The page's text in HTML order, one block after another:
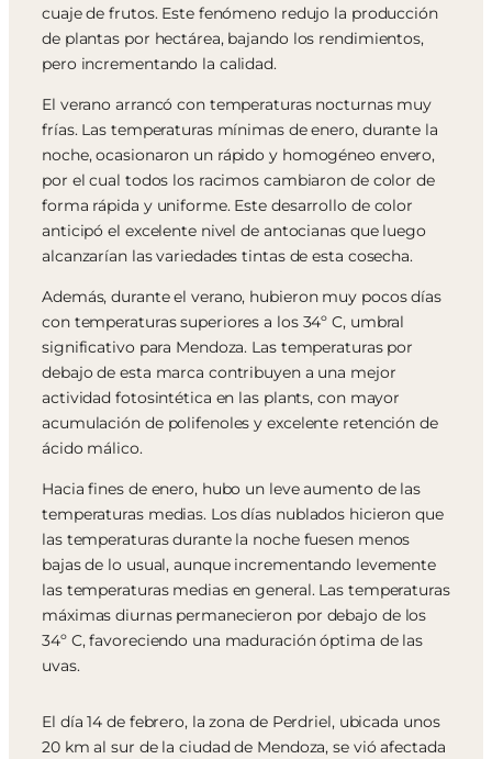
cuaje de frutos. Este fenómeno redujo la producción
de plantas por hectárea, bajando los rendimientos,
pero incrementando la calidad.
El verano arrancó con temperaturas nocturnas muy
frías. Las temperaturas mínimas de enero, durante la
noche, ocasionaron un rápido y homogéneo envero,
por el cual todos los racimos cambiaron de color de
forma rápida y uniforme. Este desarrollo de color
anticipó el excelente nivel de antocianas que luego
alcanzarían las variedades tintas de esta cosecha.
Además, durante el verano, hubieron muy pocos días
con temperaturas superiores a los 34º C, umbral
significativo para Mendoza. Las temperaturas por
debajo de esta marca contribuyen a una mejor
actividad fotosintética en las plants, con mayor
acumulación de polifenoles y excelente retención de
ácido málico.
Hacia fines de enero, hubo un leve aumento de las
temperaturas medias. Los días nublados hicieron que
las temperaturas durante la noche fuesen menos
bajas de lo usual, aunque incrementando levemente
las temperaturas medias en general. Las temperaturas
máximas diurnas permanecieron por debajo de los
34º C, favoreciendo una maduración óptima de las
uvas.
El día 14 de febrero, la zona de Perdriel, ubicada unos
20 km al sur de la ciudad de Mendoza, se vió afectada